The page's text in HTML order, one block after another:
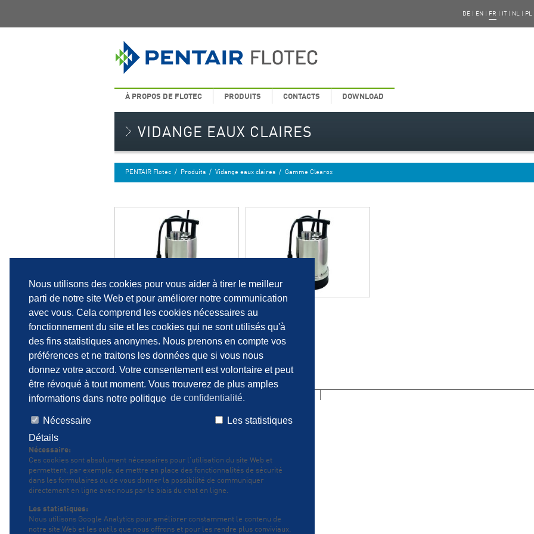
Nous utilisons des cookies pour vous aider à tirer le meilleur
parti de notre site Web et pour améliorer notre communication
avec vous. Cela comprend les cookies nécessaires au
fonctionnement du site et les cookies qui ne sont utilisés qu'à
des fins statistiques anonymes. Nous prenons en compte vos
préférences et ne traitons les données que si vous nous
donnez votre accord. Votre consentement est volontaire et peut
être révoqué à tout moment. Vous trouverez de plus amples
informations dans notre politique de confidentialité.
Nécessaire
Les statistiques
Détails
Nécessaire:
Ces cookies sont absolument nécessaires pour l'utilisation du site Web et
permettent, par exemple, de mettre en place des fonctionnalités de sécurité
dans les formulaires ou de vous donner la possibilité de communiquer
directement en ligne avec nous par le biais du chat en ligne.
Les statistiques:
Nous utilisons Google Analytics pour améliorer constamment le contenu de
notre site Web et les outils que nous offrons et pour les rendre plus conviviaux.
DE EN FR IT NL PL
À PROPOS DE FLOTEC PRODUITS CONTACTS DOWNLOAD
VIDANGE EAUX CLAIRES
PENTAIR Flotec / Produits / Vidange eaux claires / Gamme Clearox
Clearox 9/12
MENTIONS LÉGALES CHARTE DE PROTECTION DES DONNÉES